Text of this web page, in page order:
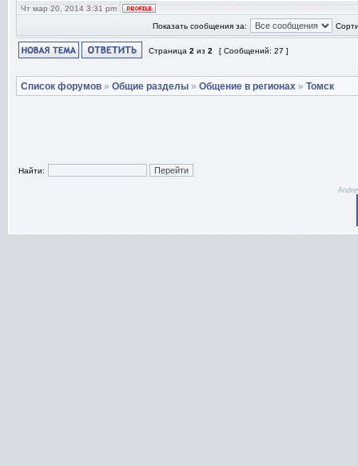
Чт мар 20, 2014 3:31 pm
Показать сообщения за:
Страница 2 из 2 [ Сообщений: 27 ]
Список форумов » Общие разделы » Общение в регионах » Томск
Найти: